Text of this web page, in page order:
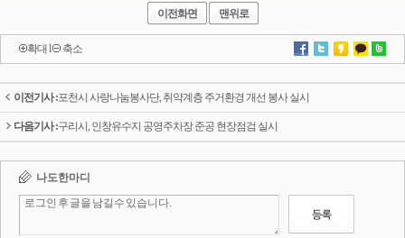
이전화면 맨위로
확대 l 축소
이전기사 :포천시 사랑나눔봉사단, 취약계층 주거환경 개선 봉사 실시
다음기사 :구리시, 인창유수지 공영주차장 준공 현장점검 실시